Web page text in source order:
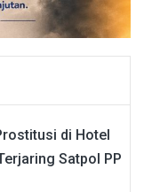
di Hotel
Satpol PP